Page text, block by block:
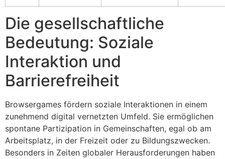
Die gesellschaftliche
Bedeutung: Soziale
Interaktion und
Barrierefreiheit
Browsergames fördern soziale Interaktionen in einem
zunehmend digital vernetzten Umfeld. Sie ermöglichen
spontane Partizipation in Gemeinschaften, egal ob am
Arbeitsplatz, in der Freizeit oder zu Bildungszwecken.
Besonders in Zeiten globaler Herausforderungen haben